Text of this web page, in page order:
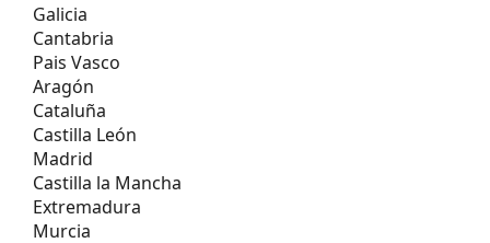
Galicia
Cantabria
Pais Vasco
Aragón
Cataluña
Castilla León
Madrid
Castilla la Mancha
Extremadura
Murcia